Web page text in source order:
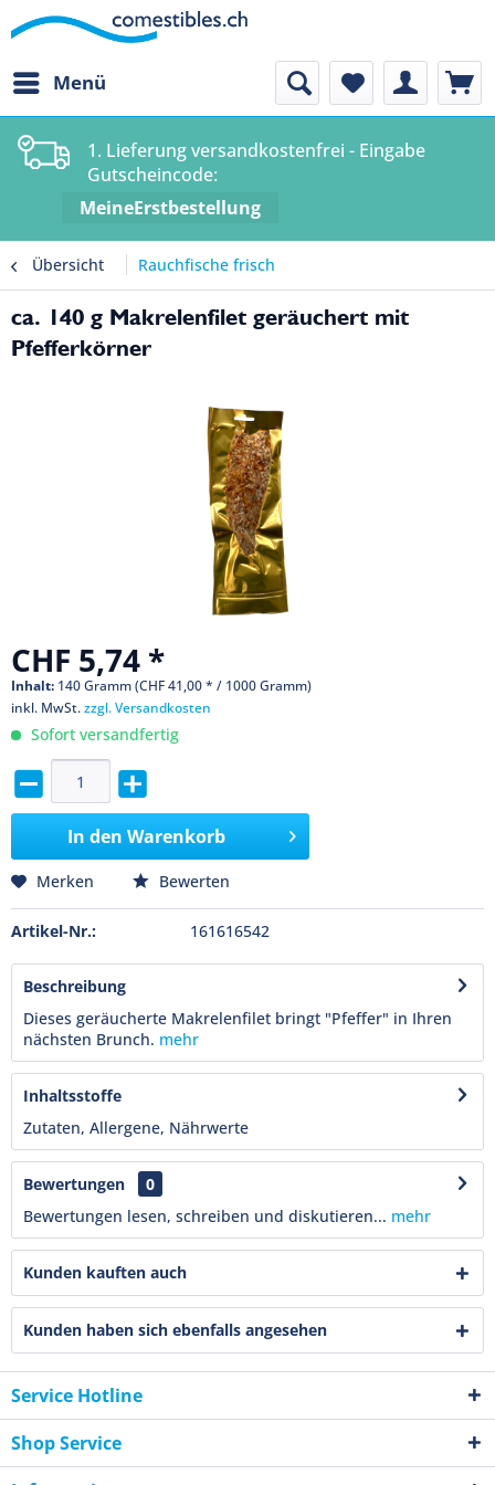
Menü
1. Lieferung versandkostenfrei - Eingabe
Gutscheincode:
MeineErstbestellung
Übersicht Rauchfische frisch
ca. 140 g Makrelenfilet geräuchert mit
Pfefferkörner
CHF 5,74 *
Inhalt: 140 Gramm (CHF 41,00 * / 1000 Gramm)
inkl. MwSt.zzgl. Versandkosten
Sofort versandfertig
In den Warenkorb
Merken Bewerten
Artikel-Nr.: 161616542
Beschreibung
Dieses geräucherte Makrelenfilet bringt "Pfeffer" in Ihren
nächsten Brunch. mehr
Inhaltsstoffe
Zutaten, Allergene, Nährwerte
Bewertungen
0
Bewertungen lesen, schreiben und diskutieren... mehr
Kunden kauften auch
Kunden haben sich ebenfalls angesehen
Service Hotline
Shop Service